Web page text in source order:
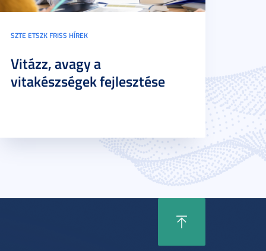
SZTE ETSZK FRISS HÍREK
Vitázz, avagy a
vitakészségek fejlesztése